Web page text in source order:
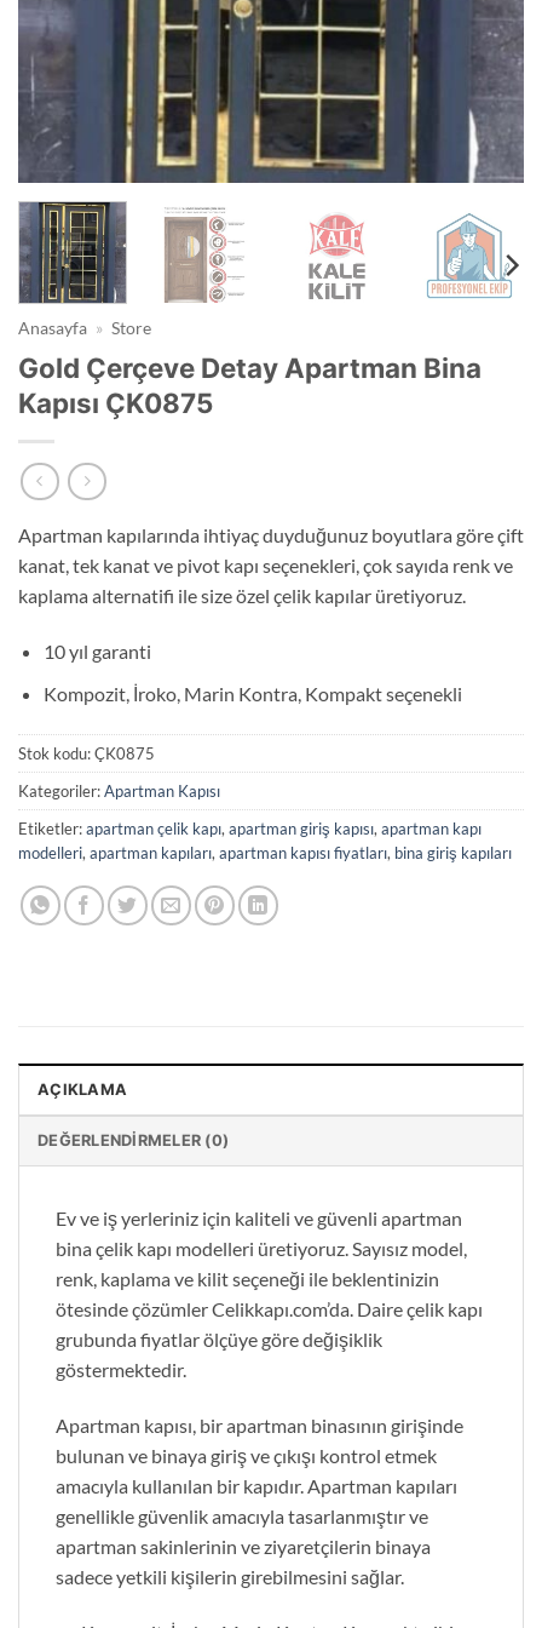
Anasayfa » Store
Gold Çerçeve Detay Apartman Bina
Kapısı ÇK0875
Apartman kapılarında ihtiyaç duyduğunuz boyutlara göre çift
kanat, tek kanat ve pivot kapı seçenekleri, çok sayıda renk ve
kaplama alternatifi ile size özel çelik kapılar üretiyoruz.
10 yıl garanti
Kompozit, İroko, Marin Kontra, Kompakt seçenekli
Stok kodu:ÇK0875
Kategoriler:Apartman Kapısı
Etiketler:apartman çelik kapı, apartman giriş kapısı, apartman kapı
modelleri, apartman kapıları, apartman kapısı fiyatları, bina giriş kapıları
AÇIKLAMA
DEĞERLENDIRMELER (0)
Ev ve iş yerleriniz için kaliteli ve güvenli apartman
bina çelik kapı modelleri üretiyoruz. Sayısız model,
renk, kaplama ve kilit seçeneği ile beklentinizin
ötesinde çözümler Celikkapı.com’da. Daire çelik kapı
grubunda fiyatlar ölçüye göre değişiklik
göstermektedir.
Apartman kapısı, bir apartman binasının girişinde
bulunan ve binaya giriş ve çıkışı kontrol etmek
amacıyla kullanılan bir kapıdır. Apartman kapıları
genellikle güvenlik amacıyla tasarlanmıştır ve
apartman sakinlerinin ve ziyaretçilerin binaya
sadece yetkili kişilerin girebilmesini sağlar.